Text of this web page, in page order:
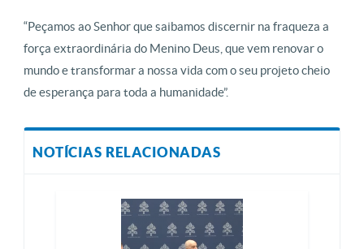
“Peçamos ao Senhor que saibamos discernir na fraqueza a
força extraordinária do Menino Deus, que vem renovar o
mundo e transformar a nossa vida com o seu projeto cheio
de esperança para toda a humanidade”.
NOTÍCIAS RELACIONADAS